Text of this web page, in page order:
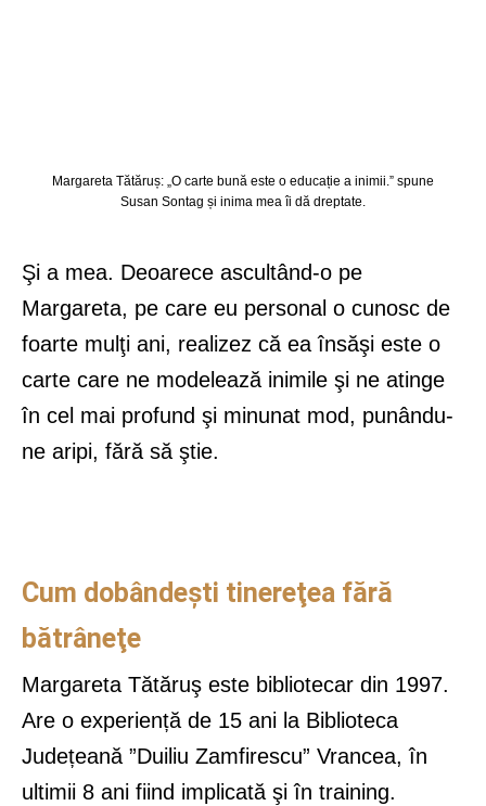
Margareta Tătăruș: „O carte bună este o educație a inimii.” spune
Susan Sontag și inima mea îi dă dreptate.
Şi a mea. Deoarece ascultând-o pe
Margareta, pe care eu personal o cunosc de
foarte mulţi ani, realizez că ea însăşi este o
carte care ne modelează inimile şi ne atinge
în cel mai profund şi minunat mod, punându-
ne aripi, fără să ştie.
Cum dobândeşti tinereţea fără
bătrâneţe
Margareta Tătăruş este bibliotecar din 1997.
Are o experiență de 15 ani la Biblioteca
Județeană ”Duiliu Zamfirescu” Vrancea, în
ultimii 8 ani fiind implicată şi în training.